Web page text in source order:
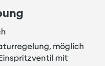
möglich
mit